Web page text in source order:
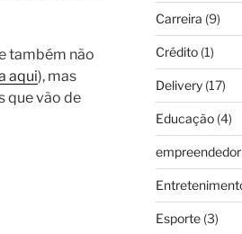
também não
aqui), mas
que vão de
Carreira (9)
Crédito(1)
Delivery(17)
Educação(4)
Esporte(3)